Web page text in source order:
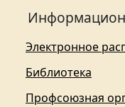
Электронное
Библиотека
Профсоюзная